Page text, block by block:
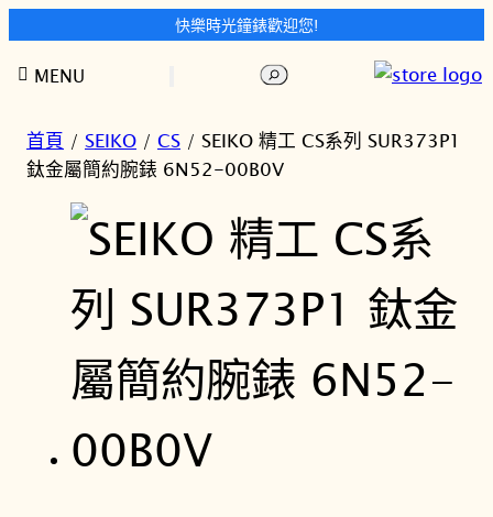
快樂時光鐘錶歡迎您!
至
搜
MENU
首頁 / SEIKO / CS / SEIKO 精工 CS系列 SUR373P1
鈦金屬簡約腕錶 6N52-00B0V